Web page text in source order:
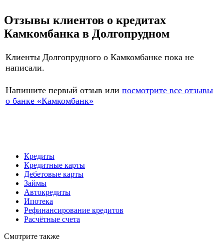
Отзывы клиентов о кредитах
Камкомбанка в Долгопрудном
Клиенты Долгопрудного о Камкомбанке пока не
написали.
Напишите первый отзыв или посмотрите все отзывы
о банке «Камкомбанк»
Кредиты
Кредитные карты
Дебетовые карты
Займы
Автокредиты
Ипотека
Рефинансирование кредитов
Расчётные счета
Смотрите также